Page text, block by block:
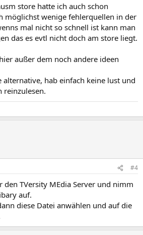
store hatte ich auch schon
möglichst wenige fehlerquellen in der
mal nicht so schnell ist kann man
das es evtl nicht doch am store liegt.
außer dem noch andere ideen
hab einfach keine lust und
reinzulesen.
#4
TVersity MEdia Server und nimm
auf.
diese Datei anwählen und auf die